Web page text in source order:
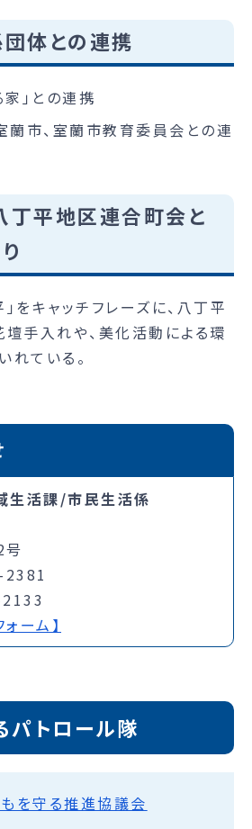
体との連携
」との連携
蘭市、室蘭市教育委員会との連
丁平地区連合町会と
をキャッチフレーズに、八丁平
壇手入れや、美化活動による環
れている。
生活課/市民生活係
号
2381
ーム】
パトロール隊
を守る推進協議会